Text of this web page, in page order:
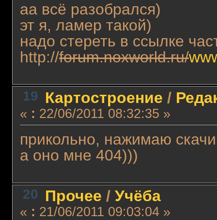
аа всё разобрался)
эт я, ламер такой)
надо стереть в ссылке
http://forum.noxworld.ru/
19 Картостроение /
« : 22/06/2011 08:32:35 »
прикольно, нажимаю
а оно мне 404)))
20 Прочее / Учёба
« : 21/06/2011 09:03:04 »